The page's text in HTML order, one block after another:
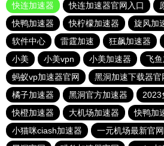
快连加速器
快连加速器官网入口
快鸭加速器
快柠檬加速器 旋风加
软件中心
雷霆加速 狂飙加速器
小美
小美vpn 小美加速器 飞
蚂蚁vp加速器官网
黑洞加速下载器官
橘子加速器
黑洞官方加速器
2023
快橙加速器
大机场加速器
快鸭加
小猫咪ciash加速器
一元机场最新官网